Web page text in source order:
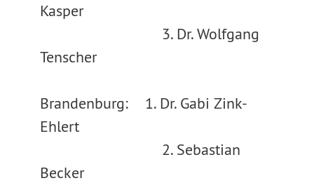
Kasper
3. Dr. Wolfgang
Tenscher
Brandenburg: 1. Dr. Gabi Zink-
Ehlert
2. Sebastian
Becker